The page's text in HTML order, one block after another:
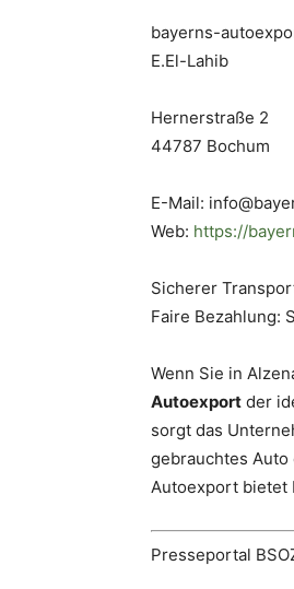
bayerns-
E.El-Lahib
Hernerstraße 2
44787 Bochum
E-Mail:
Web: https://
Sicherer
Faire Bezahlung:
Wenn Sie in
Autoexport der
sorgt das
gebrauchtes
Autoexport bietet
Presseportal